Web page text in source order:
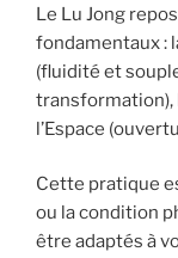
Le Lu Jong
fondamentaux :
(fluidité et
transformation),
l’Espace
Cette pratique
ou la condition
être adaptés à